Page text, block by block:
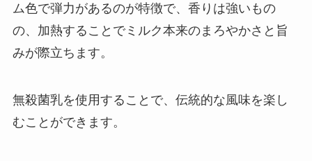
ム色で弾力があるのが特徴で、香りは強いもの
の、加熱することでミルク本来のまろやかさと旨
みが際立ちます。
無殺菌乳を使用することで、伝統的な風味を楽し
むことができます。